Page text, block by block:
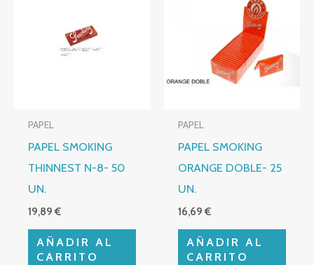
PAPEL
PAPEL SMOKING
THINNEST N-8- 50
UN.
19,89€
AÑADIR AL
CARRITO
PAPEL
PAPEL SMOKING
ORANGE DOBLE- 25
UN.
16,69€
AÑADIR AL
CARRITO